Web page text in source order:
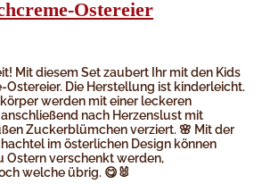
Ostereier
Mit diesem Set zaubert Ihr mit den Kids
Die Herstellung ist kinderleicht.
werden mit einer leckeren
nach Herzenslust mit
Zuckerblümchen verziert. 🌸 Mit der
im österlichen Design können
Ostern verschenkt werden,
welche übrig. 😋🐰